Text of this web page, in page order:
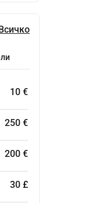
10 €
250 €
200 €
30 £